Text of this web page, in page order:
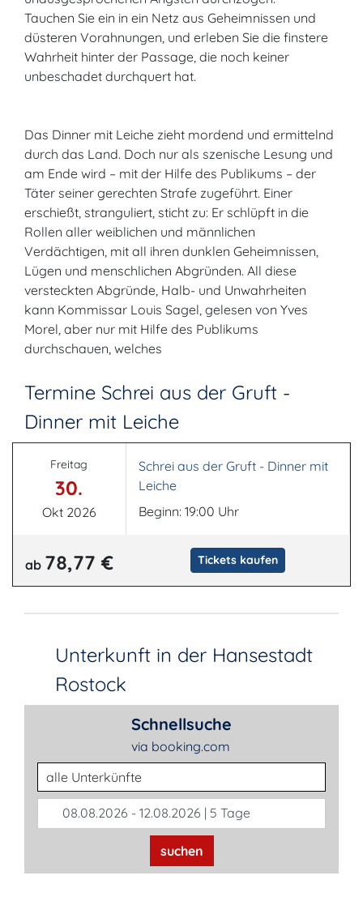
Tauchen Sie ein in ein Netz aus Geheimnissen und
düsteren Vorahnungen, und erleben Sie die finstere
Wahrheit hinter der Passage, die noch keiner
unbeschadet durchquert hat.
Das Dinner mit Leiche zieht mordend und ermittelnd
durch das Land. Doch nur als szenische Lesung und
am Ende wird – mit der Hilfe des Publikums – der
Täter seiner gerechten Strafe zugeführt. Einer
erschießt, stranguliert, sticht zu: Er schlüpft in die
Rollen aller weiblichen und männlichen
Verdächtigen, mit all ihren dunklen Geheimnissen,
Lügen und menschlichen Abgründen. All diese
versteckten Abgründe, Halb- und Unwahrheiten
kann Kommissar Louis Sagel, gelesen von Yves
Morel, aber nur mit Hilfe des Publikums
durchschauen, welches
Termine Schrei aus der Gruft -
Dinner mit Leiche
Freitag
30.
Okt 2026
Schrei aus der Gruft - Dinner mit
Leiche
Beginn: 19:00 Uhr
ab 78,77 € Tickets kaufen
Unterkunft in der Hansestadt
Rostock
Schnellsuche
via booking.com
Unterkunftsart
08.08.2026 - 12.08.2026 | 5 Tage
suchen